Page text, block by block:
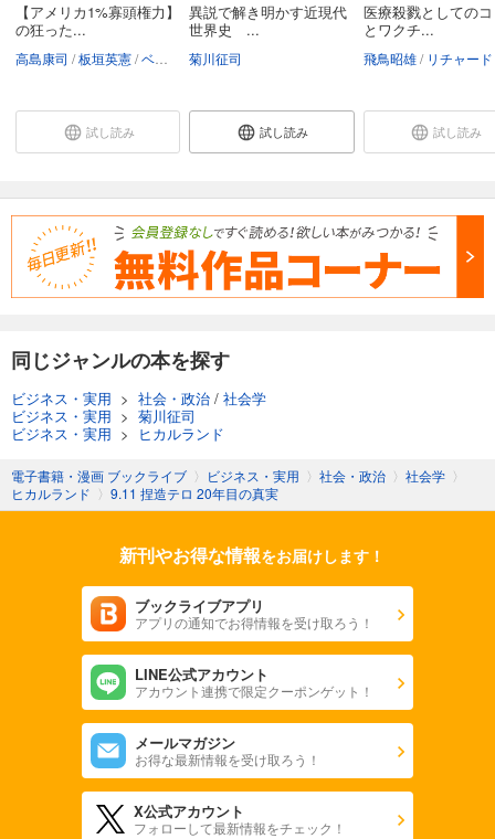
【アメリカ1%寡頭権力】
の狂った...
高島康司 板垣英憲 ベンジャミン・フルフォード リチャード・コシミズ 藤
試し読み
異説で解き明かす近現代
世界史 ...
菊川征司
試し読み
医療殺戮としての
とワクチ...
飛鳥昭雄 リチャード・コシ
試し読み
同じジャンルの本を探す
ビジネス・実用 > 社会・政治 / 社会学
ビジネス・実用 > 菊川征司
ビジネス・実用 > ヒカルランド
電子書籍・漫画 ブックライブ 〉 ビジネス・実用 〉 社会・政治 〉 社会学 〉
ヒカルランド 〉 9.11 捏造テロ 20年目の真実
新刊やお得な情報をお届けします！
ブックライブアプリ
アプリの通知でお得情報を受け取ろう！
LINE公式アカウント
アカウント連携で限定クーポンゲット！
メールマガジン
お得な最新情報を受け取ろう！
X公式アカウント
フォローして最新情報をチェック！